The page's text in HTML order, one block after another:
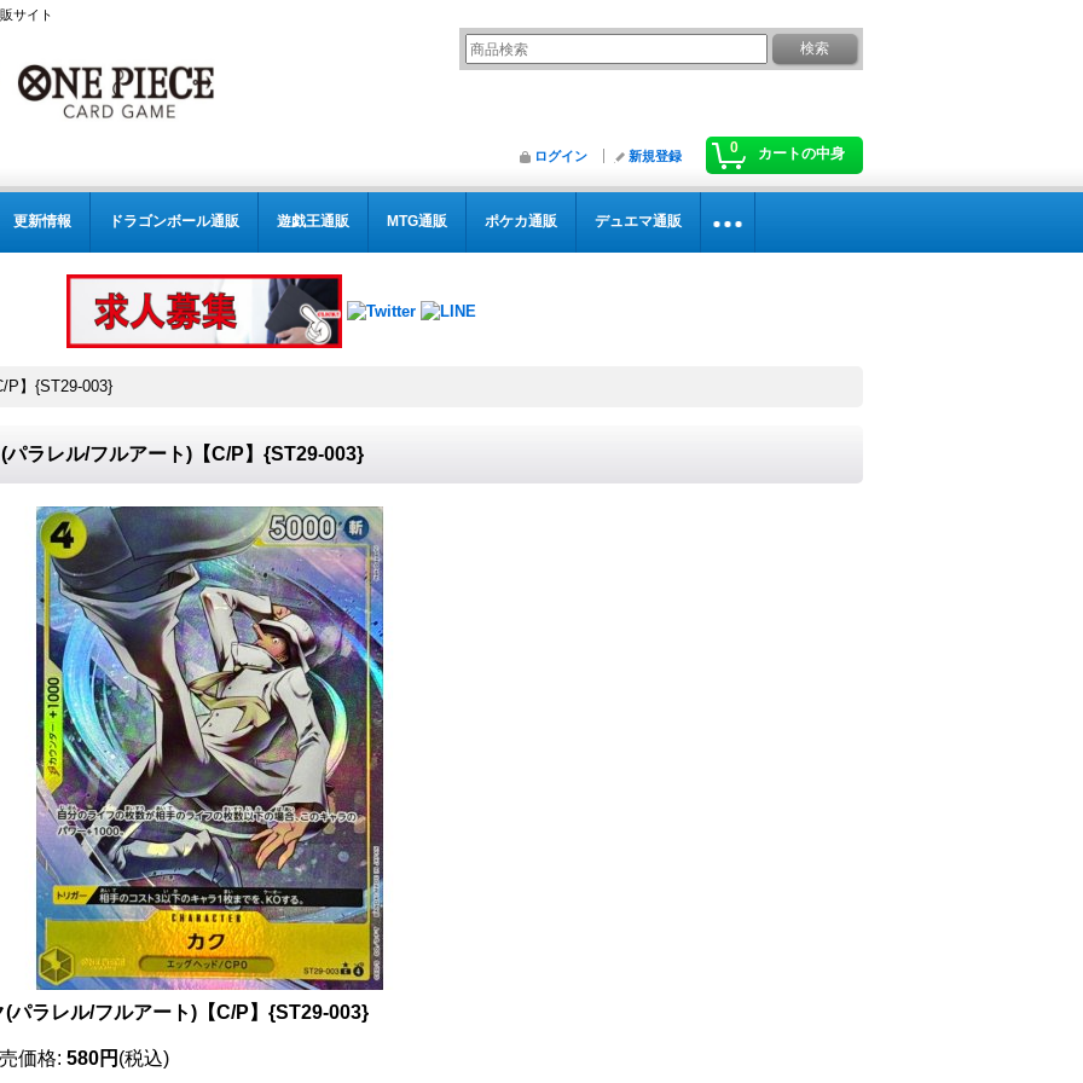
サイト
0 カートの中身
ログイン 新規登録
更新情報 ドラゴンボール通販 遊戯王通販 MTG通販 ポケカ通販 デュエマ通販
P】{ST29-003}
パラレル/フルアート)【C/P】{ST29-003}
(パラレル/フルアート)【C/P】{ST29-003}
価格: 580円 (税込)